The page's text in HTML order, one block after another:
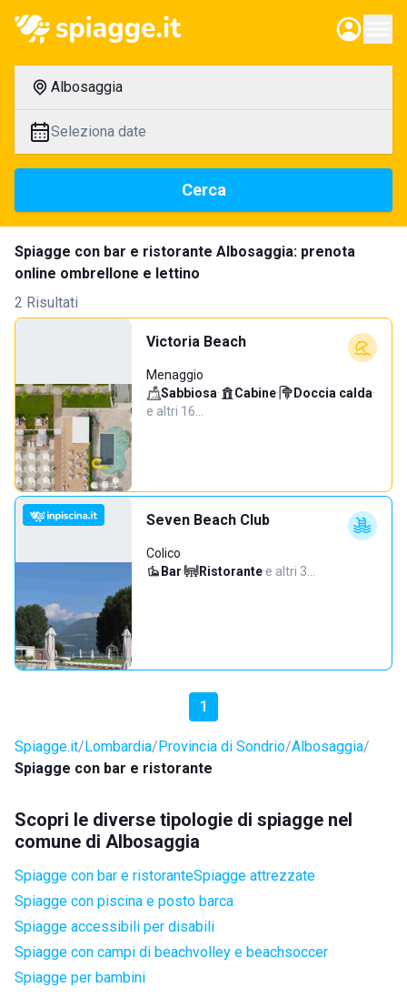
Albosaggia
Seleziona date
Cerca
Spiagge con bar e ristorante Albosaggia: prenota
online ombrellone e lettino
2 Risultati
Victoria Beach
Menaggio
Sabbiosa· Cabine· Doccia calda·
e altri 16…
Seven Beach Club
Colico
Bar· Ristorante·e altri 3…
1
Spiagge.it Lombardia Provincia di Sondrio Albosaggia
Spiagge con bar e ristorante
Scopri le diverse tipologie di spiagge nel
comune di Albosaggia
Spiagge con bar e ristoranteSpiagge attrezzate
Spiagge con piscina e posto barca
Spiagge accessibili per disabili
Spiagge con campi di beachvolley e beachsoccer
Spiagge per bambini